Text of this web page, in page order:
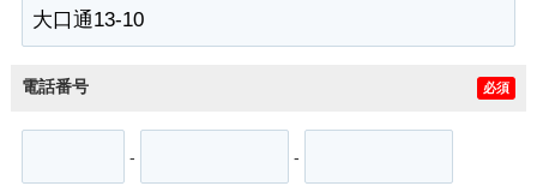
電話番号 必須
- -